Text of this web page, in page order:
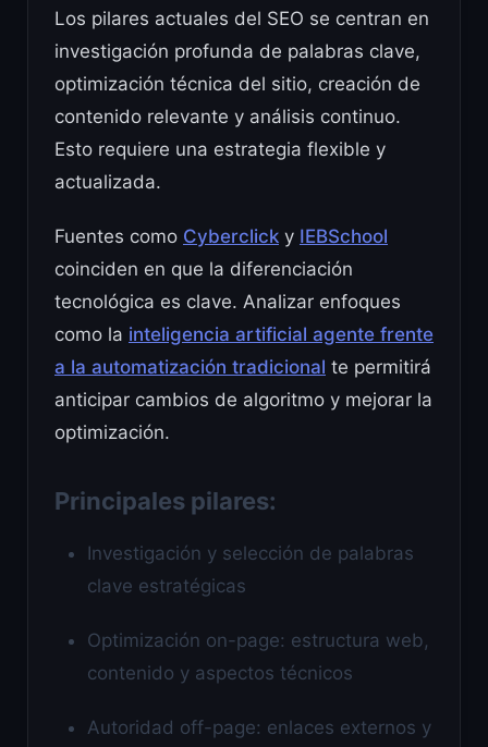
Los pilares actuales del SEO se centran en
investigación profunda de palabras clave,
optimización técnica del sitio, creación de
contenido relevante y análisis continuo.
Esto requiere una estrategia flexible y
actualizada.
Fuentes como Cyberclick y IEBSchool
coinciden en que la diferenciación
tecnológica es clave. Analizar enfoques
como la inteligencia artificial agente frente
a la automatización tradicional te permitirá
anticipar cambios de algoritmo y mejorar la
optimización.
Principales pilares:
Investigación y selección de palabras
clave estratégicas
Optimización on-page: estructura web,
contenido y aspectos técnicos
Autoridad off-page: enlaces externos y